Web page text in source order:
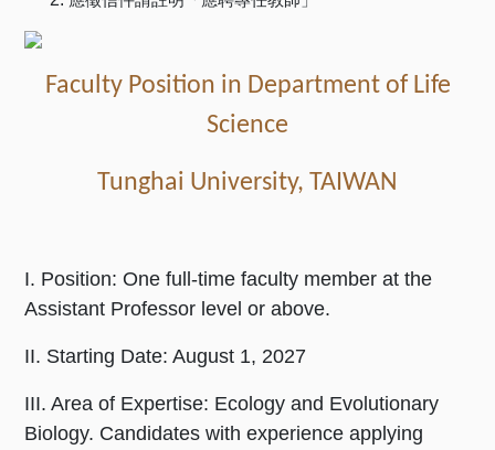
Faculty Position in Department of Life
Science
Tunghai University, TAIWAN
I. Position: One full-time faculty member at the
Assistant Professor level or above.
II. Starting Date: August 1, 2027
III. Area of Expertise: Ecology and Evolutionary
Biology. Candidates with experience applying